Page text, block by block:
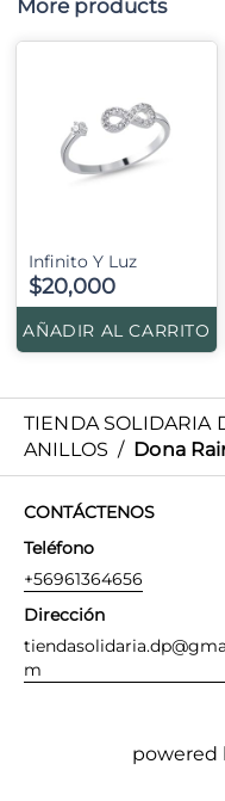
More products
Infinito Y Luz
$20,000
AÑADIR AL CARRITO
TIENDA SOLIDARIA
ANILLOS / Dona
CONTÁCTENOS
Teléfono
+56961364656
Dirección
m
powered